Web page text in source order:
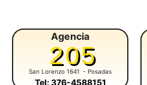
Agencia
205
San Lorenzo 1641 - Posadas
Tel: 376-4588151